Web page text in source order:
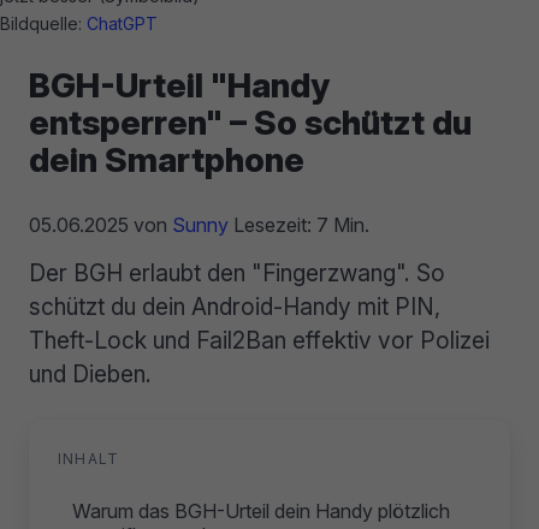
Bildquelle: ChatGPT
BGH-Urteil "Handy
entsperren" – So schützt du
dein Smartphone
05.06.2025 von Sunny Lesezeit: 7 Min.
Der BGH erlaubt den "Fingerzwang". So
schützt du dein Android-Handy mit PIN,
Theft-Lock und Fail2Ban effektiv vor Polizei
und Dieben.
INHALT
Warum das BGH-Urteil dein Handy plötzlich